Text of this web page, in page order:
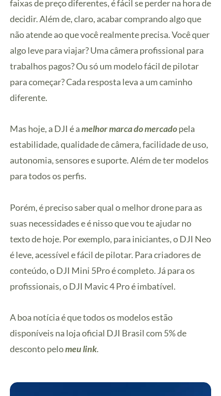
faixas de preço diferentes, é fácil se perder na hora de
decidir. Além de, claro, acabar comprando algo que
não atende ao que você realmente precisa. Você quer
algo leve para viajar? Uma câmera profissional para
trabalhos pagos? Ou só um modelo fácil de pilotar
para começar? Cada resposta leva a um caminho
diferente.
Mas hoje, a DJI é amelhor marca do mercadopela
estabilidade, qualidade de câmera, facilidade de uso,
autonomia, sensores e suporte. Além de ter modelos
para todos os perfis.
Porém, é preciso saber qual o melhor drone para as
suas necessidades e é nisso que vou te ajudar no
texto de hoje. Por exemplo, para iniciantes, o DJI Neo
é leve, acessível e fácil de pilotar. Para criadores de
conteúdo, o DJI Mini 5Pro é completo. Já para os
profissionais, o DJI Mavic 4 Pro é imbatível.
A boa notícia é que todos os modelos estão
disponíveis na loja oficial DJI Brasil com 5% de
desconto pelomeu link.